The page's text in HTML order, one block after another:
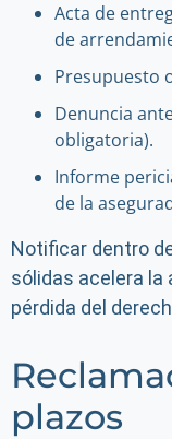
Acta de
de
Presupuesto
Denuncia
obligatoria).
Informe
de la
Notificar dentro
sólidas acelera la
pérdida del
plazos